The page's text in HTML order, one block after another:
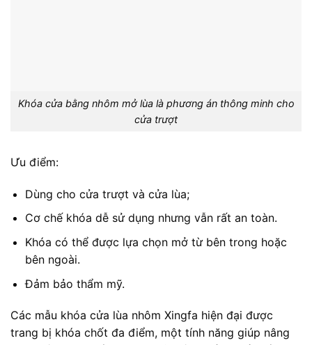
Khóa cửa bằng nhôm mở lùa là phương án thông minh cho
cửa trượt
Ưu điểm:
Dùng cho cửa trượt và cửa lùa;
Cơ chế khóa dễ sử dụng nhưng vẫn rất an toàn.
Khóa có thể được lựa chọn mở từ bên trong hoặc
bên ngoài.
Đảm bảo thẩm mỹ.
Các mẫu khóa cửa lùa nhôm Xingfa hiện đại được
trang bị khóa chốt đa điểm, một tính năng giúp nâng